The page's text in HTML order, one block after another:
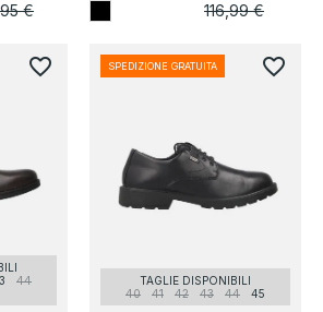
€
116,99 €
44
favorite_border
TAGLIE DISPONIBILI
40
41 42 43 44 45
SPEDIZIONE GRATUITA favorite_border